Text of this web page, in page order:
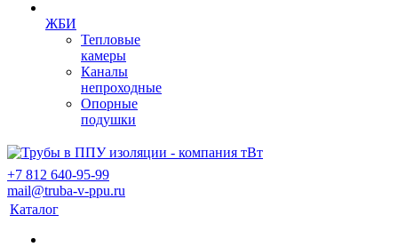
ЖБИ
Тепловые
камеры
Каналы
непроходные
Опорные
подушки
+7 812 640-95-99
mail@truba-v-ppu.ru
Каталог